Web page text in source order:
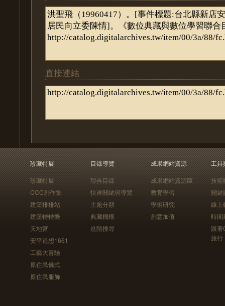
直接連結
珍藏特展
珍藏特展
CCC創作集
建築排排站
建築轉轉樂
天地宮
安平追想1661
工藝大冒險
原住民儀式
原住民服飾
目錄導覽
聯合目錄
快速關鍵詞導覽
主題分類
典藏機構
進階搜尋
成果網站資源
成果網站資源庫
教育學習
學術研究
創意加值
工具
技術
關鍵
線上
時間
跟
旅行